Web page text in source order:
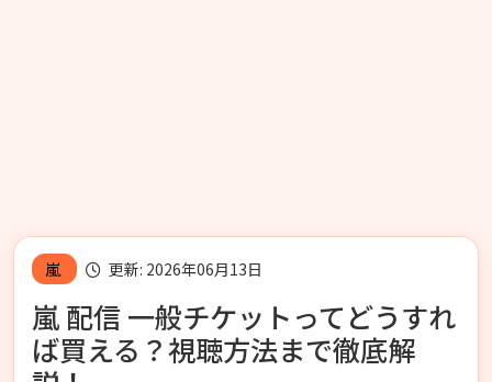
嵐 更新: 2026年06月13日
嵐 配信 一般チケットってどうすれ
ば買える？視聴方法まで徹底解